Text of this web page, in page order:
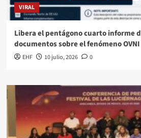
VIRAL
Libera el pentágono cuarto informe
documentos sobre el fenómeno OVNI
EHF 10 julio, 2026 0